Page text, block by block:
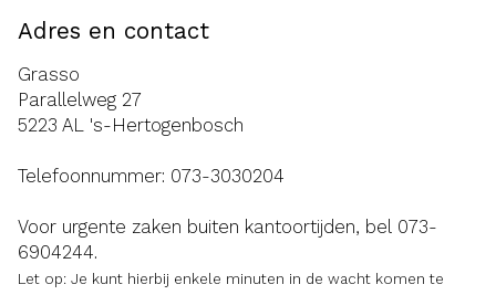
Adres en contact
Grasso
Parallelweg 27
5223 AL 's-Hertogenbosch
Telefoonnummer: 073-3030204
Voor urgente zaken buiten kantoortijden, bel 073-
6904244.
Let op: Je kunt hierbij enkele minuten in de wacht komen te